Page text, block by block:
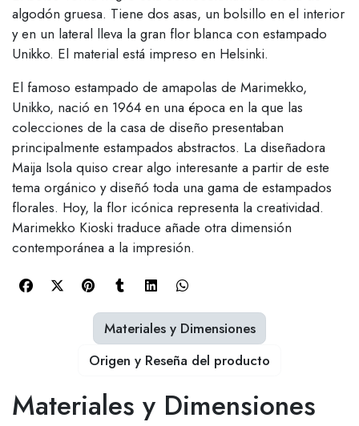
algodón gruesa. Tiene dos asas, un bolsillo en el interior
y en un lateral lleva la gran flor blanca con estampado
Unikko. El material está impreso en Helsinki.
El famoso estampado de amapolas de Marimekko,
Unikko, nació en 1964 en una época en la que las
colecciones de la casa de diseño presentaban
principalmente estampados abstractos. La diseñadora
Maija Isola quiso crear algo interesante a partir de este
tema orgánico y diseñó toda una gama de estampados
florales. Hoy, la flor icónica representa la creatividad.
Marimekko Kioski traduce añade otra dimensión
contemporánea a la impresión.
Materiales y Dimensiones
Materiales y Dimensiones
Origen y Reseña del producto